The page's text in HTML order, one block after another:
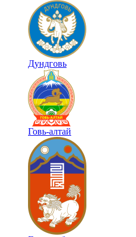
Дундговь
Говь-алтай